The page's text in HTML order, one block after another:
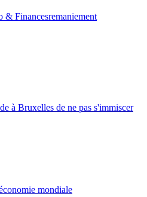
& Financesremaniement
à Bruxelles de ne pas s'immiscer
mondiale